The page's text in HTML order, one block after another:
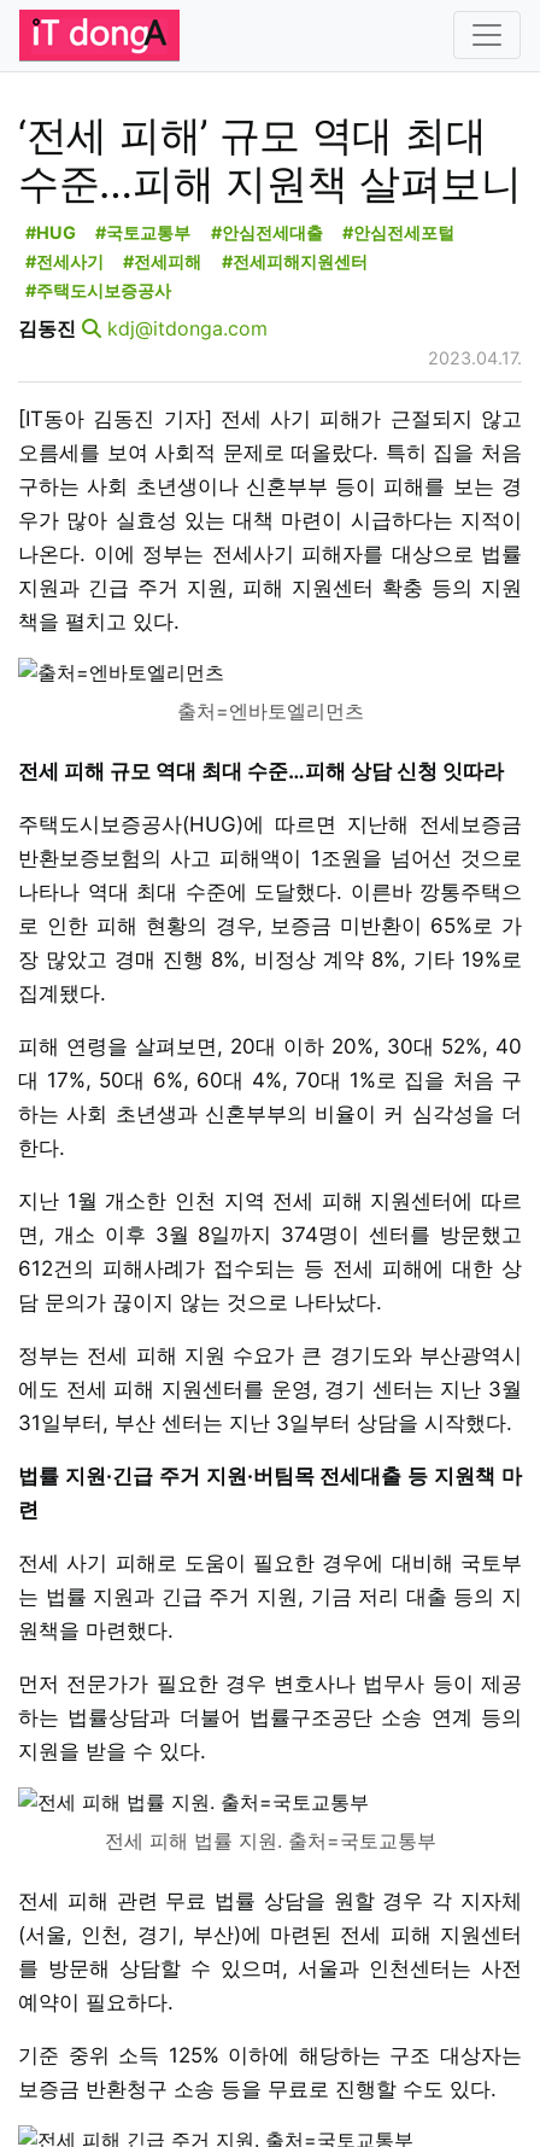
‘전세 피해’ 규모 역대 최대
수준…피해 지원책 살펴보니
#HUG #국토교통부 #안심전세대출
#안심전세포털
#전세사기
#전세피해
#전세피해지원센터
#주택도시보증공사
김동진 kdj@itdonga.com
2023.04.17.
[IT동아 김동진 기자] 전세 사기 피해가 근절되지 않고
오름세를 보여 사회적 문제로 떠올랐다. 특히 집을 처음
구하는 사회 초년생이나 신혼부부 등이 피해를 보는 경
우가 많아 실효성 있는 대책 마련이 시급하다는 지적이
나온다. 이에 정부는 전세사기 피해자를 대상으로 법률
지원과 긴급 주거 지원, 피해 지원센터 확충 등의 지원
책을 펼치고 있다.
출처=엔바토엘리먼츠
전세 피해 규모 역대 최대 수준…피해 상담 신청 잇따라
주택도시보증공사(HUG)에 따르면 지난해 전세보증금
반환보증보험의 사고 피해액이 1조원을 넘어선 것으로
나타나 역대 최대 수준에 도달했다. 이른바 깡통주택으
로 인한 피해 현황의 경우, 보증금 미반환이 65%로 가
장 많았고 경매 진행 8%, 비정상 계약 8%, 기타 19%로
집계됐다.
피해 연령을 살펴보면, 20대 이하 20%, 30대 52%, 40
대 17%, 50대 6%, 60대 4%, 70대 1%로 집을 처음 구
하는 사회 초년생과 신혼부부의 비율이 커 심각성을 더
한다.
지난 1월 개소한 인천 지역 전세 피해 지원센터에 따르
면, 개소 이후 3월 8일까지 374명이 센터를 방문했고
612건의 피해사례가 접수되는 등 전세 피해에 대한 상
담 문의가 끊이지 않는 것으로 나타났다.
정부는 전세 피해 지원 수요가 큰 경기도와 부산광역시
에도 전세 피해 지원센터를 운영, 경기 센터는 지난 3월
31일부터, 부산 센터는 지난 3일부터 상담을 시작했다.
법률 지원·긴급 주거 지원·버팀목 전세대출 등 지원책 마
련
전세 사기 피해로 도움이 필요한 경우에 대비해 국토부
는 법률 지원과 긴급 주거 지원, 기금 저리 대출 등의 지
원책을 마련했다.
먼저 전문가가 필요한 경우 변호사나 법무사 등이 제공
하는 법률상담과 더불어 법률구조공단 소송 연계 등의
지원을 받을 수 있다.
전세 피해 법률 지원. 출처=국토교통부
전세 피해 관련 무료 법률 상담을 원할 경우 각 지자체
(서울, 인천, 경기, 부산)에 마련된 전세 피해 지원센터
를 방문해 상담할 수 있으며, 서울과 인천센터는 사전
예약이 필요하다.
기준 중위 소득 125% 이하에 해당하는 구조 대상자는
보증금 반환청구 소송 등을 무료로 진행할 수도 있다.